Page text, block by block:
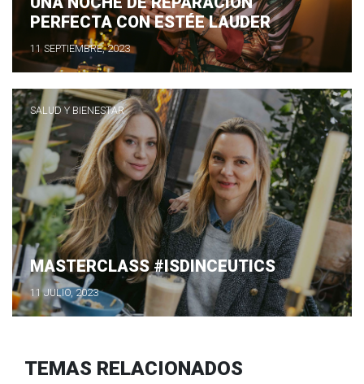
PERFECTA CON ESTÉE LAUDER
11 SEPTIEMBRE, 2023
SALUD Y BIENESTAR
MASTERCLASS #ISDINCEUTICS
11 JULIO, 2023
TEMAS RELACIONADOS